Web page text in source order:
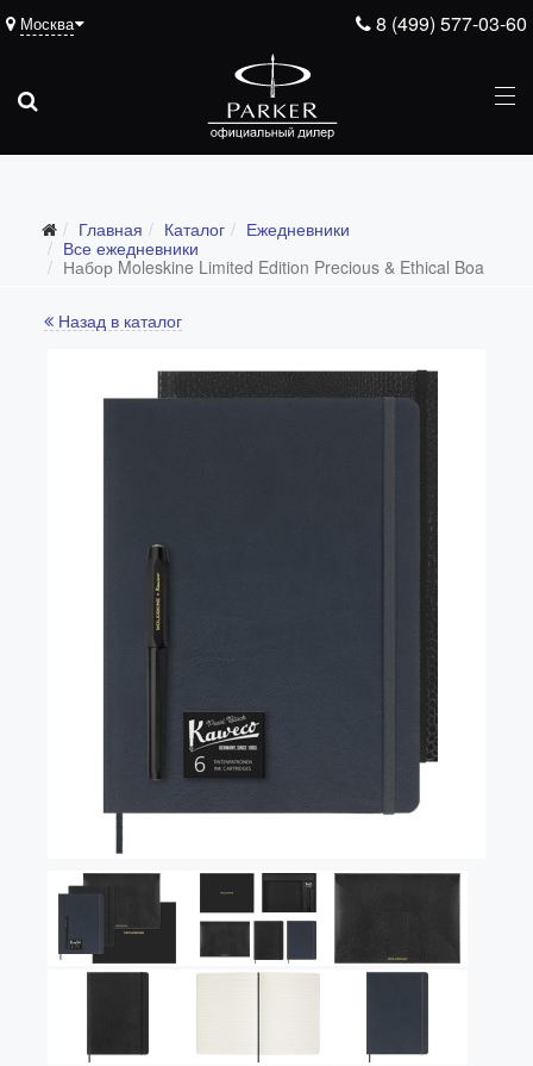
8 (499) 577-03-60
Москва
Главная Каталог
Ежедневники
Все ежедневники
Набор Moleskine Limited Edition Precious & Ethical Boa
Назад в каталог
Ежедневники
Премиум
Стандарт
Moleskine
С золотым пером
Распродажа
Аксессуары
Подарочные сертификаты